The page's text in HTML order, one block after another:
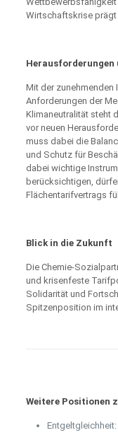
Wirtschaftskrise prägt
Herausforderungen
Mit der zunehmenden
Anforderungen der
Klimaneutralität steht
vor neuen
muss dabei die
und Schutz für
dabei wichtige
berücksichtigen,
Flächentarifvertrags
Blick in die Zukunft
Die Chemie-
und krisenfeste
Solidarität und
Spitzenposition im
Weitere Positionen
Entgeltgleichheit: